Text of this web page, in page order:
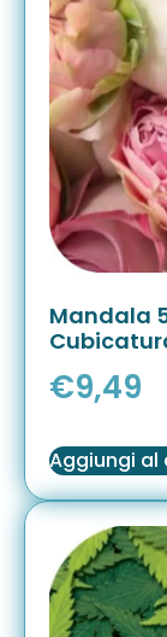
Mandala
€9,49
Aggiungi al